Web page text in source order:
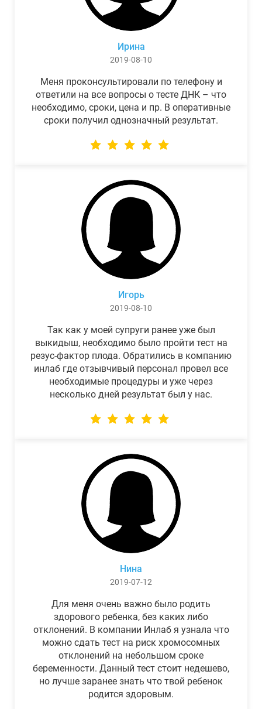
Ирина
2019-08-10
Меня проконсультировали по телефону и
ответили на все вопросы о тесте ДНК – что
необходимо, сроки, цена и пр. В оперативные
сроки получил однозначный результат.
Игорь
2019-08-10
Так как у моей супруги ранее уже был
выкидыш, необходимо было пройти тест на
резус-фактор плода. Обратились в компанию
инлаб где отзывчивый персонал провел все
необходимые процедуры и уже через
несколько дней результат был у нас.
Нина
2019-07-12
Для меня очень важно было родить
здорового ребенка, без каких либо
отклонений. В компании Инлаб я узнала что
можно сдать тест на риск хромосомных
отклонений на небольшом сроке
беременности. Данный тест стоит недешево,
но лучше заранее знать что твой ребенок
родится здоровым.